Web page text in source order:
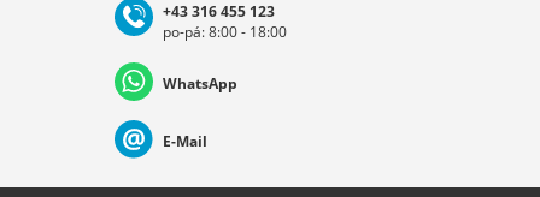
Deutschland Österreich
Nederland Italia (Italiano) Italien (Deutsch)
+43 316 455 123
po-pá: 8:00 - 18:00
WhatsApp
E-Mail